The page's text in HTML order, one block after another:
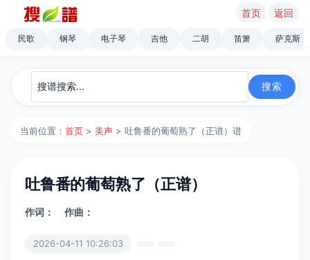
首页 返回
民歌 钢琴 电子琴 吉他 二胡 笛箫 萨克斯
当前位置：首页 >美声 > 吐鲁番的葡萄熟了（正谱）谱
吐鲁番的葡萄熟了（正谱）
作词： 作曲：
2026-04-11 10:26:03